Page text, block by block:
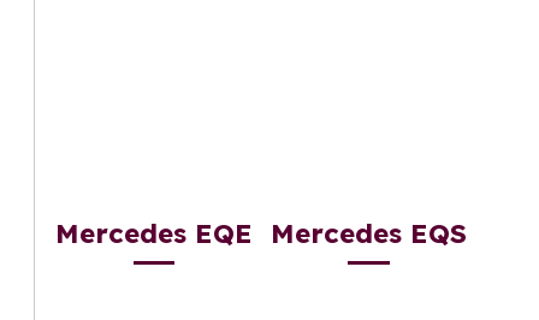
Mercedes EQE Mercedes EQS